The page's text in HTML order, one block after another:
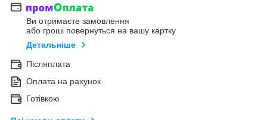
Ви отримаєте замовлення
або гроші повернуться на вашу картку
Детальніше
Післяплата
Оплата на рахунок
Готівкою